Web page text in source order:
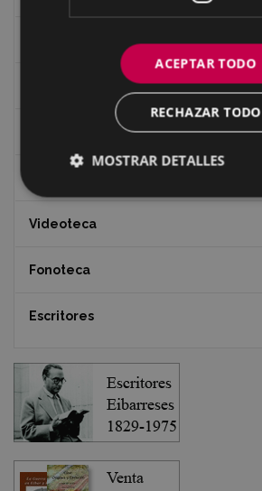
Revista "Gure Herria"
Documentos y artículos
Videoteca
Fonoteca
Escritores
ACEPTAR TODO
RECHAZAR TODO
MOSTRAR DETALLES